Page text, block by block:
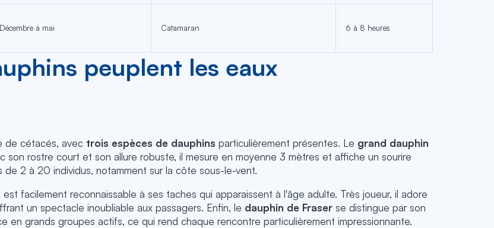
Décembre à mai Catamaran 6 à 8 heures
peuplent les eaux
de cétacés, avec trois espèces de dauphins particulièrement présentes. Le grand dauphin
son rostre court et son allure robuste, il mesure en moyenne 3 mètres et affiche un sourire
2 à 20 individus, notamment sur la côte sous-le-vent.
facilement reconnaissable à ses taches qui apparaissent à l'âge adulte. Très joueur, il adore
un spectacle inoubliable aux passagers. Enfin, le dauphin de Fraser se distingue par son
en grands groupes actifs, ce qui rend chaque rencontre particulièrement impressionnante.